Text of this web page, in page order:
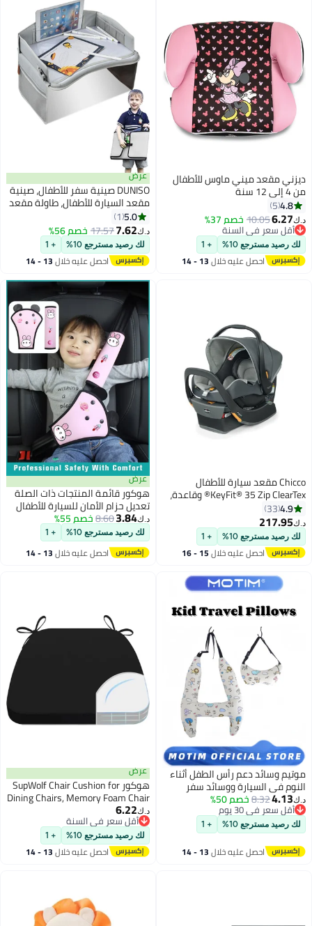
ديزني مقعد ميني ماوس للأطفال
من 4 إلى 12 سنة
4.8
5
د.ك‏6.27
10.05خصم 37%
أقل سعر في السنة
أقل سعر في السنة
لك رصيد مسترجع 10% + 1
احصل عليه خلال 13 - 14
عرض
DUNISO صينية سفر للأطفال، صينية
مقعد السيارة للأطفال، طاولة مقعد
السيارة لأنشطة الأطفال في الرحلات
مع جيوب تخزين ولوحة مسح جاف،
قوية ومتينة، لرحلات الأطفال
بالطائرة أو السيارة
5.0
1
د.ك‏7.62
17.57خصم 56%
لك رصيد مسترجع 10% + 1
احصل عليه خلال 13 - 14
Chicco مقعد سيارة للأطفال
KeyFit® 35 Zip ClearTex® وقاعدة،
35 رطل، درع خصوصية قابل للفتح
رمادي/رمادي فاتح
4.9
33
د.ك‏217.95
لك رصيد مسترجع 10% + 1
احصل عليه خلال 15 - 16
عرض
هوكور قائمة المنتجات ذات الصلة
تعديل حزام الأمان للسيارة للأطفال
وأغطية, غطاء حزام الأمان للأطفال
لدعم الرقبة, وسادة حزام الأمان
للسفر والقيادة, مجموعة من 2
د.ك‏3.84
8.60خصم 55%
لك رصيد مسترجع 10% + 1
احصل عليه خلال 13 - 14
موتيم وسائد دعم رأس الطفل أثناء
النوم في السيارة ووسائد سفر
للأطفال الصغار لمقعد السيارة
والرحلات البرية
د.ك‏4.13
8.32خصم 50%
أقل سعر في 30 يوم
أقل سعر في 30 يوم
لك رصيد مسترجع 10% + 1
احصل عليه خلال 13 - 14
عرض
هوكور SupWolf Chair Cushion for
Dining Chairs, Memory Foam Chair
Pads with Ties and Non-Slip
Backing, Dining Room Seat
Cushion with Machine Washable
Cover, 17 X 16 Inches (Black)
د.ك‏6.22
أقل سعر في السنة
أقل سعر في السنة
لك رصيد مسترجع 10% + 1
احصل عليه خلال 13 - 14